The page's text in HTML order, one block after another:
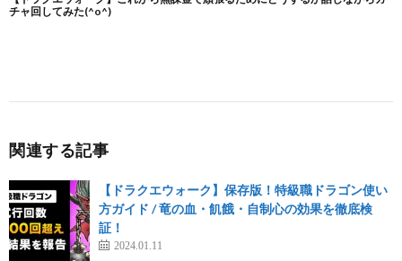
関連する記事
【ドラクエウォーク】保存版！特級職ドラゴン使い
方ガイド / 竜の血・飢餓・自制心の効果を徹底検
証！
2024.01.11